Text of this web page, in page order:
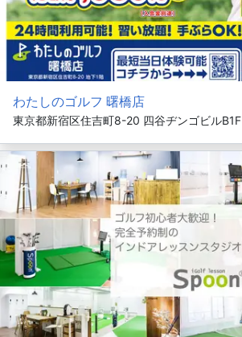
わたしのゴルフ 曙橋店
東京都新宿区住吉町8-20 四谷ヂンゴビルB1F